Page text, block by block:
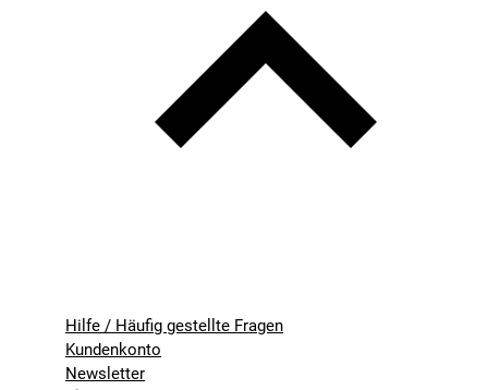
Hilfe / Häufig gestellte Fragen
Kundenkonto
Newsletter